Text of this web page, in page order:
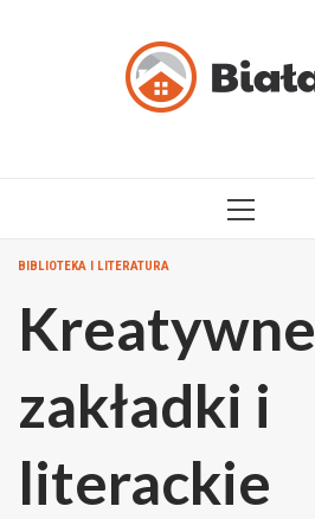
PRIMARY
BIBLIOTEKA I LITERATURA
Kreatywne
zakładki i
literackie